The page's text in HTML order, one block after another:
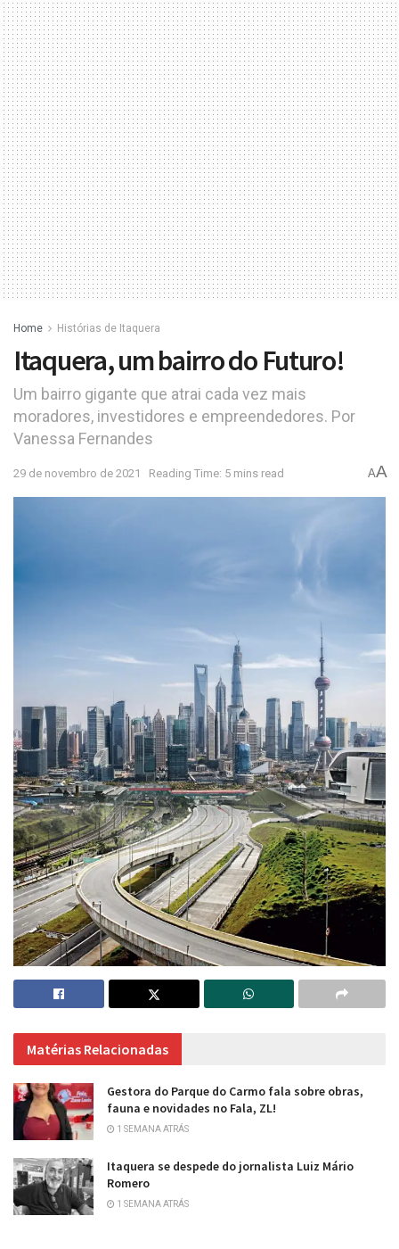
Home Histórias de Itaquera
Itaquera, um bairro do Futuro!
Um bairro gigante que atrai cada vez mais
moradores, investidores e empreendedores. Por
Vanessa Fernandes
29 de novembro de 2021 Reading Time: 5 mins read AA
Matérias Relacionadas
Gestora do Parque do Carmo fala sobre obras,
fauna e novidades no Fala, ZL!
1 SEMANA ATRÁS
Itaquera se despede do jornalista Luiz Mário
Romero
1 SEMANA ATRÁS